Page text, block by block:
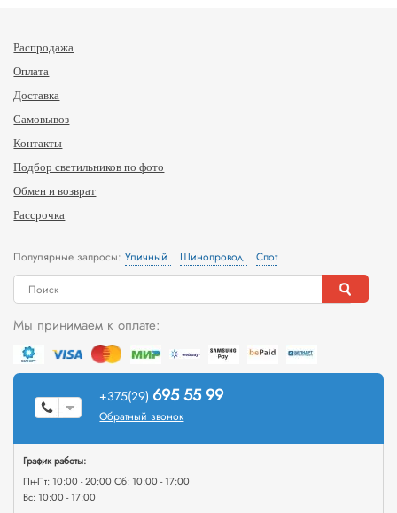
Распродажа
Оплата
Доставка
Самовывоз
Контакты
Подбор светильников по фото
Обмен и возврат
Рассрочка
Популярные запросы:Уличный Шинопровод Спот
Мы принимаем к оплате:
+375(29) 695 55 99
Обратный звонок
График работы:
Пн-Пт: 10:00 - 20:00 Сб: 10:00 - 17:00
Вс: 10:00 - 17:00